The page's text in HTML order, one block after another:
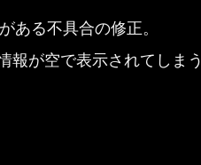
ある不具合の修正。
が空で表示されてしまう